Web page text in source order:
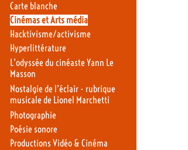
Carte blanche
Cinémas et Arts média
Hacktivisme/activisme
Hyperlittérature
L’odyssée du cinéaste Yann Le
Masson
Nostalgie de l’éclair - rubrique
musicale de Lionel Marchetti
Photographie
Poésie sonore
Productions Vidéo & Cinéma